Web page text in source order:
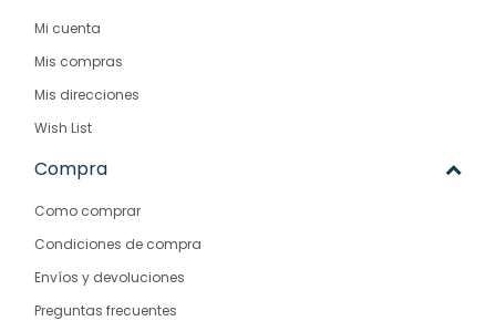
Mi cuenta
Mis compras
Mis direcciones
Wish List
Compra
Como comprar
Condiciones de compra
Envíos y devoluciones
Preguntas frecuentes